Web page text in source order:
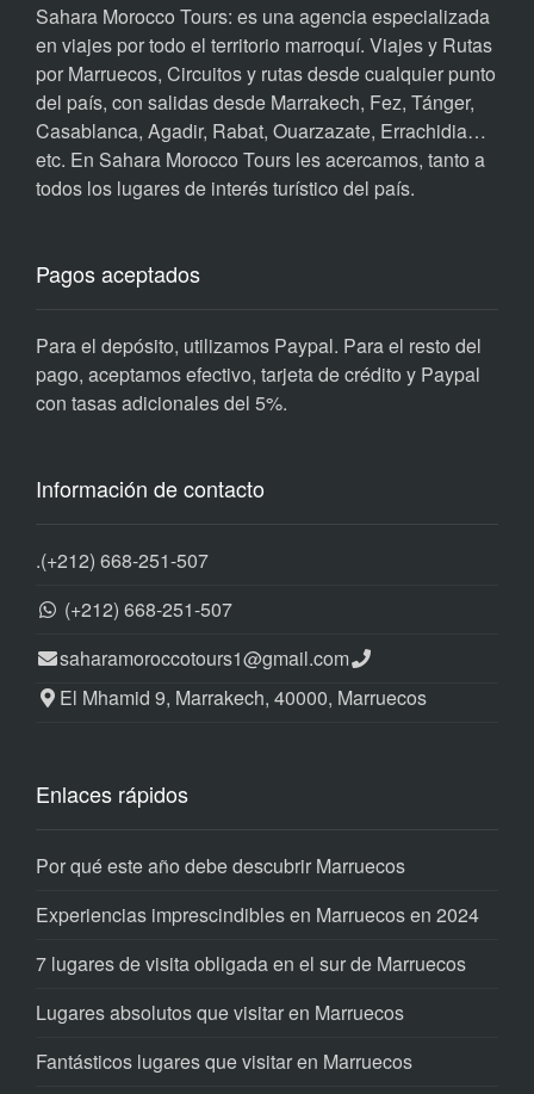
Sahara Morocco Tours: es una agencia especializada
en viajes por todo el territorio marroquí. Viajes y Rutas
por Marruecos, Circuitos y rutas desde cualquier punto
del país, con salidas desde Marrakech, Fez, Tánger,
Casablanca, Agadir, Rabat, Ouarzazate, Errachidia…
etc. En Sahara Morocco Tours les acercamos, tanto a
todos los lugares de interés turístico del país.
Pagos aceptados
Para el depósito, utilizamos Paypal. Para el resto del
pago, aceptamos efectivo, tarjeta de crédito y Paypal
con tasas adicionales del 5%.
Información de contacto
.(+212) 668-251-507
(+212) 668-251-507
saharamoroccotours1@gmail.com
El Mhamid 9, Marrakech, 40000, Marruecos
Enlaces rápidos
Por qué este año debe descubrir Marruecos
Experiencias imprescindibles en Marruecos en 2024
7 lugares de visita obligada en el sur de Marruecos
Lugares absolutos que visitar en Marruecos
Fantásticos lugares que visitar en Marruecos